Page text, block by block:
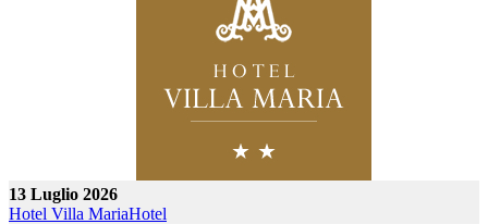
13 Luglio 2026
Hotel Villa MariaHotel